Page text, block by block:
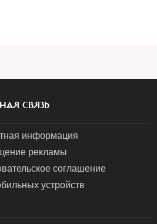
СВЯЗЬ
информация
рекламы
соглашение
устройств